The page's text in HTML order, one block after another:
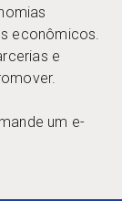
econômicos.
e
um e-